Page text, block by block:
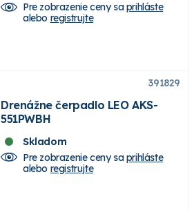
Pre zobrazenie ceny saprihláste
alebo registrujte
391829
Drenážne čerpadlo LEO AKS-
551PWBH
Skladom
Pre zobrazenie ceny saprihláste
alebo registrujte